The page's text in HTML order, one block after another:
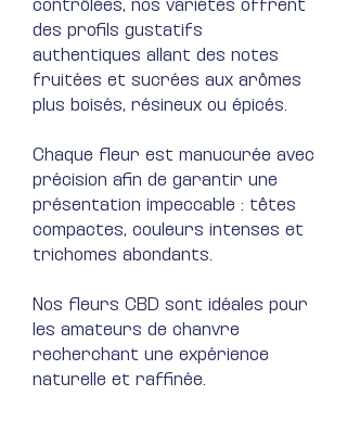
contrôlées, nos variétés offrent
des profils gustatifs
authentiques allant des notes
fruitées et sucrées aux arômes
plus boisés, résineux ou épicés.
Chaque fleur est manucurée avec
précision afin de garantir une
présentation impeccable : têtes
compactes, couleurs intenses et
trichomes abondants.
Nos fleurs CBD sont idéales pour
les amateurs de chanvre
recherchant une expérience
naturelle et raffinée.